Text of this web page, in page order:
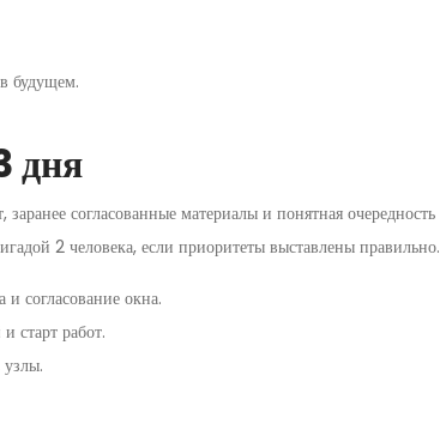
будущем.
дня
согласованные материалы и понятная очередность
2 человека, если приоритеты выставлены правильно.
согласование окна.
старт работ.